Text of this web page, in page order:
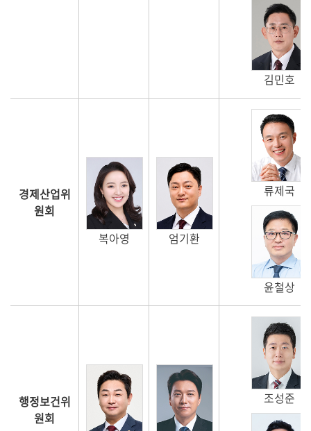
록
사
김민호
경제산업위
원회
복아영
엄기환
류제국
윤철상
행정보건위
원회
조성준